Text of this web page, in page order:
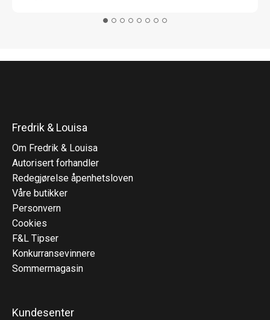
Fredrik & Louisa
Om Fredrik & Louisa
Autorisert forhandler
Redegjørelse åpenhetsloven
Våre butikker
Personvern
Cookies
F&L Tipser
Konkurransevinnere
Sommermagasin
Kundesenter